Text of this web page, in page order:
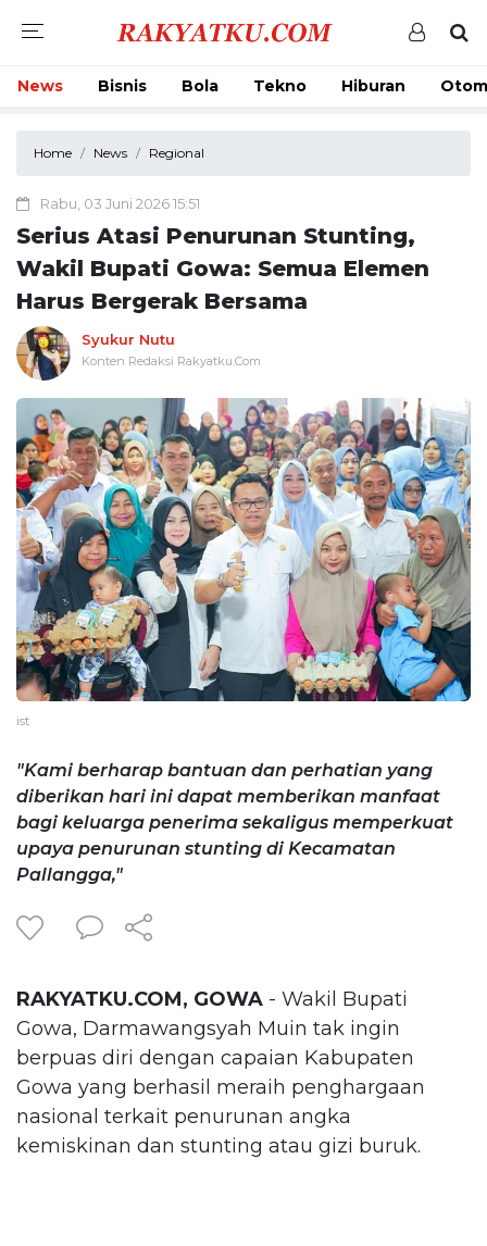
News Bisnis Bola Tekno Hiburan
Home News Regional
Rabu, 03 Juni 2026 15:51
Serius Atasi Penurunan Stunting,
Wakil Bupati Gowa: Semua Elemen
Harus Bergerak Bersama
Syukur Nutu
Konten Redaksi Rakyatku.Com
ist
"Kami berharap bantuan dan perhatian yang
diberikan hari ini dapat memberikan manfaat
bagi keluarga penerima sekaligus memperkuat
upaya penurunan stunting di Kecamatan
Pallangga,"
RAKYATKU.COM, GOWA - Wakil Bupati
Gowa, Darmawangsyah Muin tak ingin
berpuas diri dengan capaian Kabupaten
Gowa yang berhasil meraih penghargaan
nasional terkait penurunan angka
kemiskinan dan stunting atau gizi buruk.